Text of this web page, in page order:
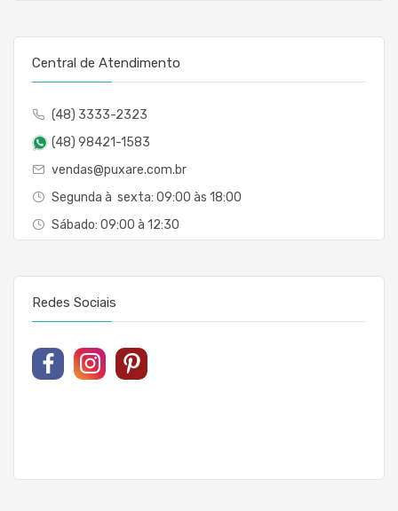
Central de Atendimento
(48) 3333-2323
(48) 98421-1583
vendas@puxare.com.br
Segunda à sexta: 09:00 às 18:00
Sábado: 09:00 à 12:30
Redes Sociais